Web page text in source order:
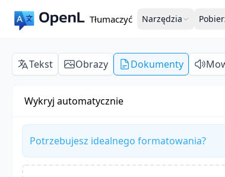
Tłumaczyć Narzędzia
Tekst Obrazy Dokumenty
Wykryj automatycznie
Potrzebujesz idealnego formatowania?